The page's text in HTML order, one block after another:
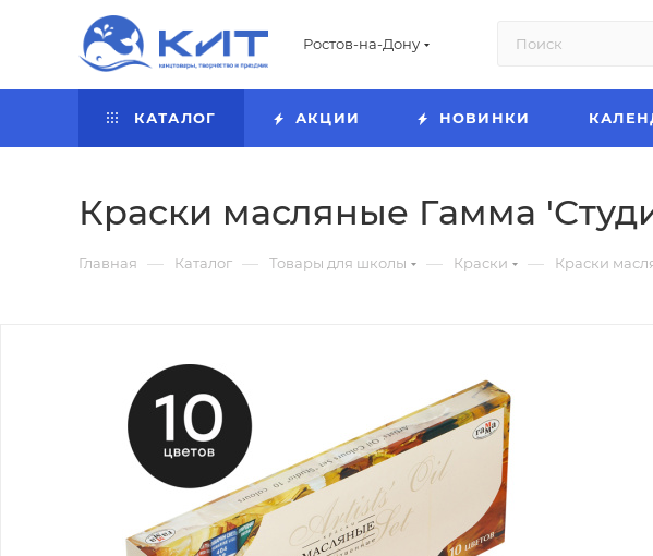
Ростов-на-Дону
КАТАЛОГ АКЦИИ НОВИНКИ
Краски масляные Гамма
Главная — Каталог — Товары для школы — Краски — Краски